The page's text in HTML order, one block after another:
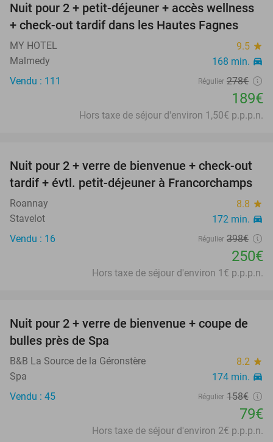
32%
Nuit pour 2 + petit-déjeuner + accès wellness
+ check-out tardif dans les Hautes Fagnes
MY HOTEL 9.5 star
Malmedy 168 min. directions_car
Vendu : 111 Régulier 278€
189€
Hors taxe de séjour d'environ 1,50€ p.p.p.n.
37%
Nuit pour 2 + verre de bienvenue + check-out
tardif + évtl. petit-déjeuner à Francorchamps
Roannay 8.8 star
Stavelot 172 min. directions_car
Vendu : 16 Régulier 398€
250€
Hors taxe de séjour d'environ 1€ p.p.p.n.
50%
Nuit pour 2 + verre de bienvenue + coupe de
bulles près de Spa
B&B La Source de la Géronstère 8.2 star
Spa 174 min. directions_car
Vendu : 45 Régulier 158€
79€
Hors taxe de séjour d'environ 2€ p.p.p.n.